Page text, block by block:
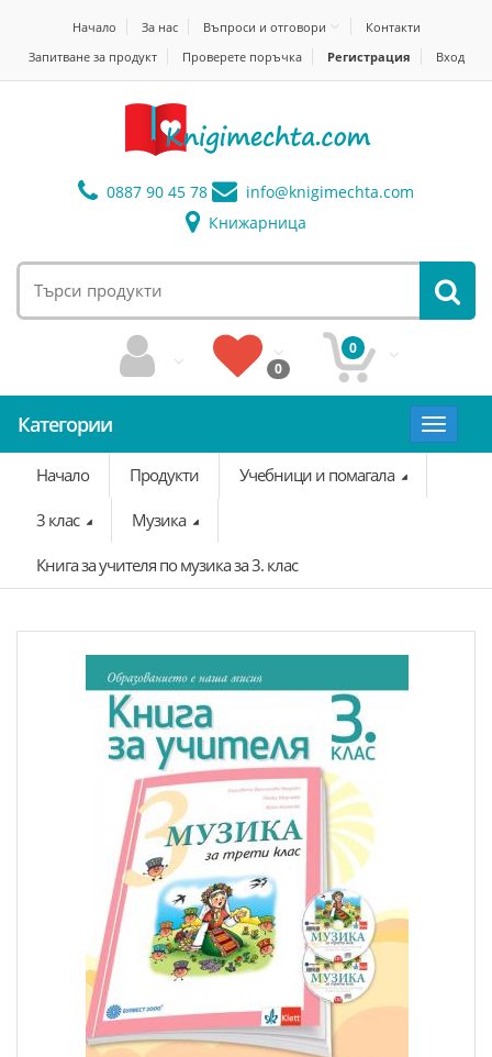
Начало За нас Въпроси и отговори
Контакти
Запитване за продукт
Проверете поръчка Регистрация Вход
0887 90 45 78 info@knigimechta.com
Книжарница
0
0
Категории
Toggle
Начало
Продукти Учебници и помагала
3 клас Музика
Книга за учителя по музика за 3. клас